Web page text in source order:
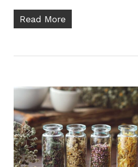
Read More